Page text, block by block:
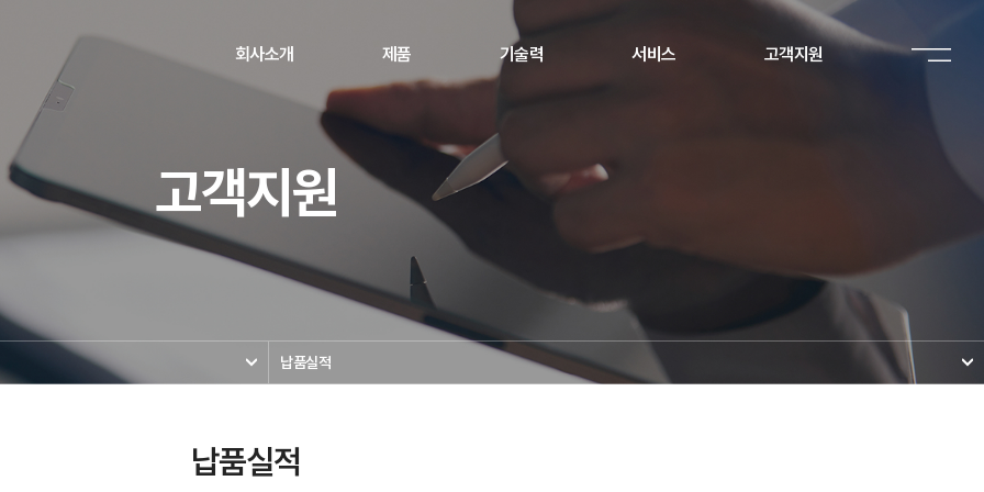
회사소개 제품 기술력 서비스 고객지원
고객지원
납품실적
납품실적